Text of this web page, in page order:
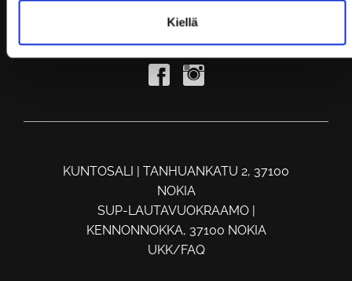
Kiellä
KUNTOSALI | TANHUANKATU 2, 37100
NOKIA
SUP-LAUTAVUOKRAAMO |
KENNONNOKKA, 37100 NOKIA
UKK/FAQ